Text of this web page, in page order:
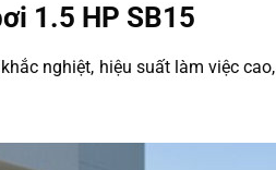
1.5 HP SB15
nghiệt, hiệu suất làm việc cao,